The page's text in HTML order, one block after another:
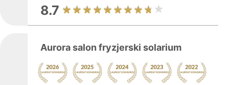
8.7
Aurora salon fryzjerski solarium